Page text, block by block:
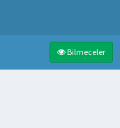
Bilmeceler